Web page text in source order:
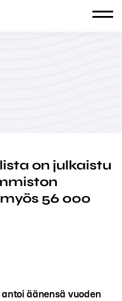
on julkaistu
56 000
äänensä vuoden